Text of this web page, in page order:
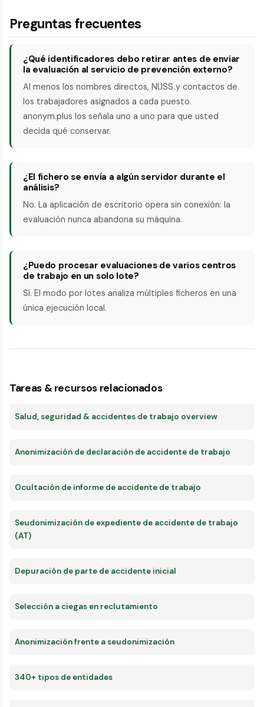
Preguntas frecuentes
¿Qué identificadores debo retirar antes de enviar
la evaluación al servicio de prevención externo?
Al menos los nombres directos, NUSS y contactos de
los trabajadores asignados a cada puesto.
anonym.plus los señala uno a uno para que usted
decida qué conservar.
¿El fichero se envía a algún servidor durante el
análisis?
No. La aplicación de escritorio opera sin conexión: la
evaluación nunca abandona su máquina.
¿Puedo procesar evaluaciones de varios centros
de trabajo en un solo lote?
Sí. El modo por lotes analiza múltiples ficheros en una
única ejecución local.
Tareas & recursos relacionados
Salud, seguridad & accidentes de trabajo overview
Anonimización de declaración de accidente de trabajo
Ocultación de informe de accidente de trabajo
Seudonimización de expediente de accidente de trabajo
(AT)
Depuración de parte de accidente inicial
Selección a ciegas en reclutamiento
Anonimización frente a seudonimización
340+ tipos de entidades